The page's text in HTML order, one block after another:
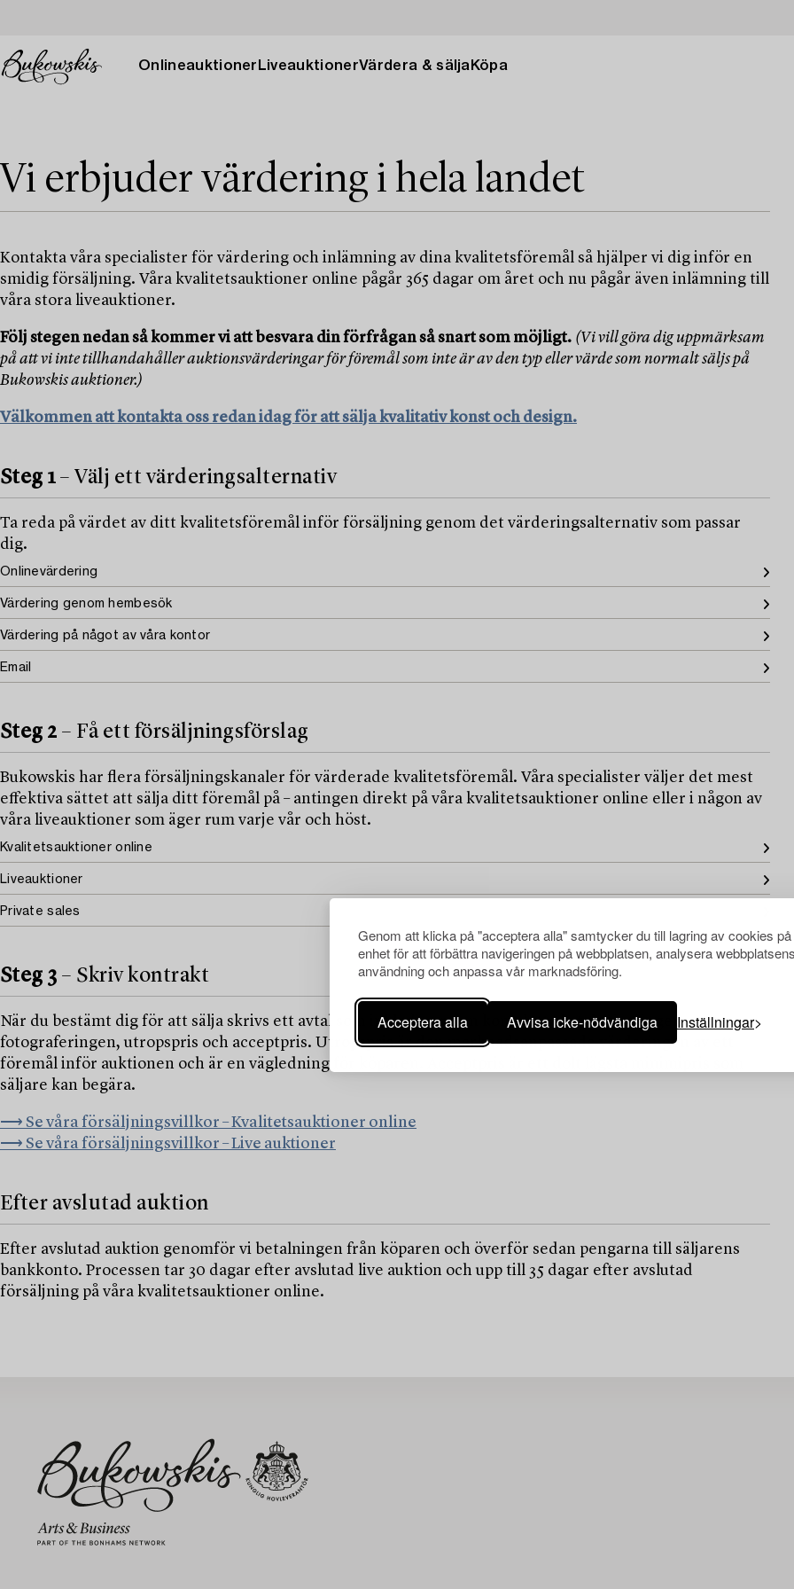
Genom att klicka på "acceptera alla" samtycker du till lagring av cookies
enhet för att förbättra navigeringen på webbplatsen, analysera webbplatsens
användning och anpassa vår marknadsföring.
Acceptera alla Avvisa icke-nödvändiga Inställningar
Onlineauktioner LiveauktionerVärdera & sälja Köpa
Vi erbjuder värdering i hela landet
Kontakta våra specialister för värdering och inlämning av dina kvalitetsföremål så hjälper vi dig inför en
smidig försäljning. Våra kvalitetsauktioner online pågår 365 dagar om året och nu pågår även inlämning till
våra stora liveauktioner.
Följ stegen nedan så kommer vi att besvara din förfrågan så snart som möjligt. (Vi vill göra dig uppmärksam
på att vi inte tillhandahåller auktionsvärderingar för föremål som inte är av den typ eller värde som normalt säljs på
Bukowskis auktioner.)
Välkommen att kontakta oss redan idag för att sälja kvalitativ konst och design.
Steg 1– Välj ett värderingsalternativ
Ta reda på värdet av ditt kvalitetsföremål inför försäljning genom det värderingsalternativ som passar
dig.
Onlinevärdering
Värdering genom hembesök
Värdering på något av våra kontor
Email
Steg 2 – Få ett försäljningsförslag
Bukowskis har flera försäljningskanaler för värderade kvalitetsföremål. Våra specialister väljer det mest
effektiva sättet att sälja ditt föremål på – antingen direkt på våra kvalitetsauktioner online eller i någon av
våra liveauktioner som äger rum varje vår och höst.
Kvalitetsauktioner online
Liveauktioner
Private sales
Steg 3 – Skriv kontrakt
När du bestämt dig för att sälja skrivs ett avtal som inkluderar den kompletta katalogiseringen,
fotograferingen, utropspris och acceptpris. Utropspris är den marknadsanpassade värderingen av ett
föremål inför auktionen och är en vägledning för köparen. Acceptpris är ett dolt lägsta minimipris som
säljare kan begära.
⟶ Se våra försäljningsvillkor – Kvalitetsauktioner online
⟶ Se våra försäljningsvillkor – Live auktioner
Efter avslutad auktion
Efter avslutad auktion genomför vi betalningen från köparen och överför sedan pengarna till säljarens
bankkonto. Processen tar 30 dagar efter avslutad live auktion och upp till 35 dagar efter avslutad
försäljning på våra kvalitetsauktioner online.